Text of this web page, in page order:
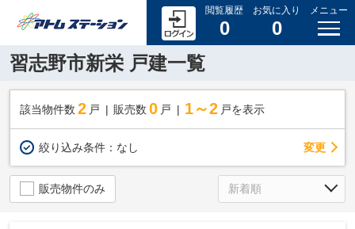
閲覧履歴
0
お気に入り
0
メニュー
習志野市新栄 戸建一覧
該当物件数 2 戸 販売数 0 戸 1～2 戸を表示
絞り込み条件： なし 変更
販売物件のみ